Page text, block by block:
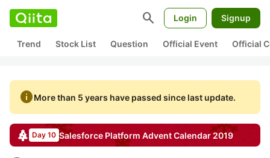
search Login Signup
Trend Stock List Question Official Event Official
infoMore than 5 years have passed since last update.
Day 10 Salesforce Platform Advent Calendar 2019